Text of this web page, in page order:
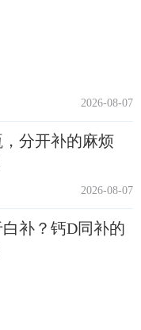
2026-08-07
分开补的麻烦
2026-08-07
补？钙D同补的